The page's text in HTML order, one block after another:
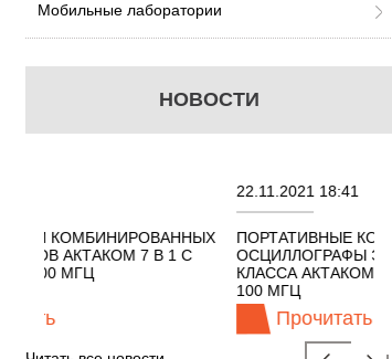
Мобильные лаборатории
НОВОСТИ
ПОРТАТИВНЫЕ КОМБИНИРОВАННЫЕ
ОСЦИЛЛОГРАФЫ ЭКОНОМНОГО
КЛАССА АКТАКОМ "3 В 1" С ПОЛОСОЙ